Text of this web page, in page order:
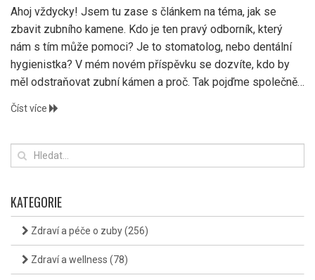
Ahoj vždycky! Jsem tu zase s článkem na téma, jak se
zbavit zubního kamene. Kdo je ten pravý odborník, který
nám s tím může pomoci? Je to stomatolog, nebo dentální
hygienistka? V mém novém příspěvku se dozvíte, kdo by
měl odstraňovat zubní kámen a proč. Tak pojďme společně
prozkoumat tuto důležitou oblast zubní hygieny.
Číst více
KATEGORIE
Zdraví a péče o zuby(256)
Zdraví a wellness (78)